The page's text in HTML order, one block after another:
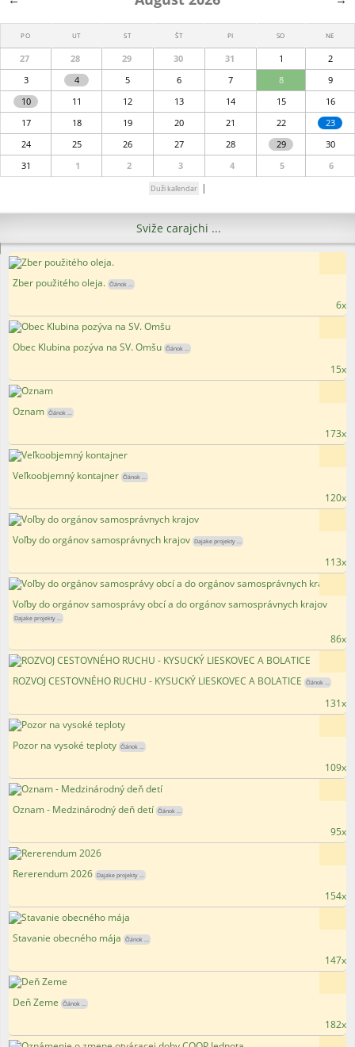
PO UT ST ŠT PI SO NE
27 28 29 30 31 1
2
3
4 5 6 7 8
9
10
11 12 13 14 15
16
17
18 19 20 21 22
23
24
25 26 27 28 29
30
31
1 2 3 4 5 6
Duži kaľendar |
Sviže carajchi ...
Zber použitého oleja. Článok ...
6x
Obec Klubina pozýva na SV. Omšu Článok ...
15x
Oznam Článok ...
173x
Veľkoobjemný kontajner Článok ...
120x
Voľby do orgánov samosprávnych krajov Dajake projekty ...
113x
Voľby do orgánov samosprávy obcí a do orgánov samosprávnych krajov
Dajake projekty ...
86x
ROZVOJ CESTOVNÉHO RUCHU - KYSUCKÝ LIESKOVEC A BOLATICE Článok ...
131x
Pozor na vysoké teploty Článok ...
109x
Oznam - Medzinárodný deň detí Článok ...
95x
Rererendum 2026 Dajake projekty ...
154x
Stavanie obecného mája Článok ...
147x
Deň Zeme Článok ...
182x